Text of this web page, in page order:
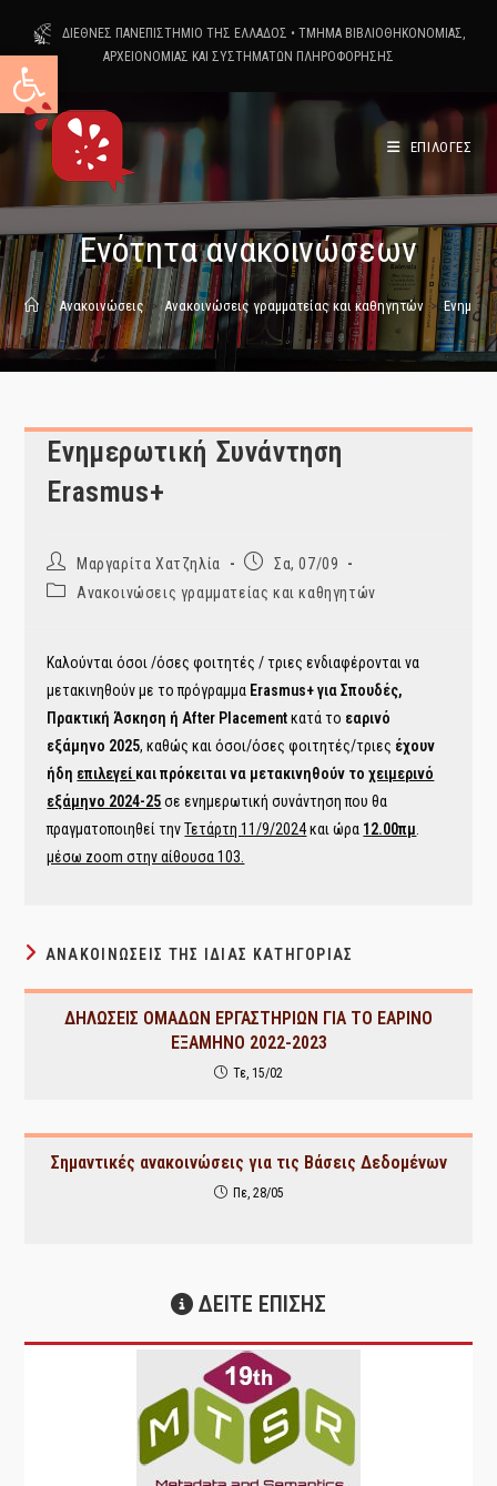
Ανοίξτε τη γραμμή εργαλείων
content
ΔΙΕΘΝΕΣ ΠΑΝΕΠΙΣΤΗΜΙΟ ΤΗΣ ΕΛΛΑΔΟΣ • ΤΜΗΜΑ ΒΙΒΛΙΟΘΗΚΟΝΟΜΙΑΣ,
ΑΡΧΕΙΟΝΟΜΙΑΣ ΚΑΙ ΣΥΣΤΗΜΑΤΩΝ ΠΛΗΡΟΦΟΡΗΣΗΣ
ΕΠΙΛΟΓΕΣ
Ενότητα ανακοινώσεων
> Ανακοινώσεις > Ανακοινώσεις γραμματείας και καθηγητών >
Ενημερωτική Συνάντηση
Erasmus+
Post
author:
Μαργαρίτα Χατζηλία
PostΣα, 07/09
PostΑνακοινώσεις γραμματείας και καθηγητών
Καλούνται όσοι /όσες φοιτητές / τριες ενδιαφέρονται να
μετακινηθούν με το πρόγραμμα Erasmus+ για Σπουδές,
Πρακτική Άσκηση ή After Placementκατά το εαρινό
εξάμηνο 2025, καθώς και όσοι/όσες φοιτητές/τριες έχουν
ήδη επιλεγεί και πρόκειται να μετακινηθούν τοχειμερινό
εξάμηνο 2024-25σε ενημερωτική συνάντηση που θα
πραγματοποιηθεί τηνΤετάρτη 11/9/2024και ώρα 12.00πμ
μέσω zoom στην αίθουσα 103.
ΑΝΑΚΟΙΝΏΣΕΙΣ ΤΗΣ ΊΔΙΑΣ ΚΑΤΗΓΟΡΊΑΣ
ΔΗΛΩΣΕΙΣ ΟΜΑΔΩΝ ΕΡΓΑΣΤΗΡΙΩΝ ΓΙΑ ΤΟ ΕΑΡΙΝΟ
ΕΞΑΜΗΝΟ 2022-2023
Τε, 15/02
Σημαντικές ανακοινώσεις για τις Βάσεις Δεδομένων
Πε, 28/05
ΔΕΙΤΕ ΕΠΙΣΗΣ